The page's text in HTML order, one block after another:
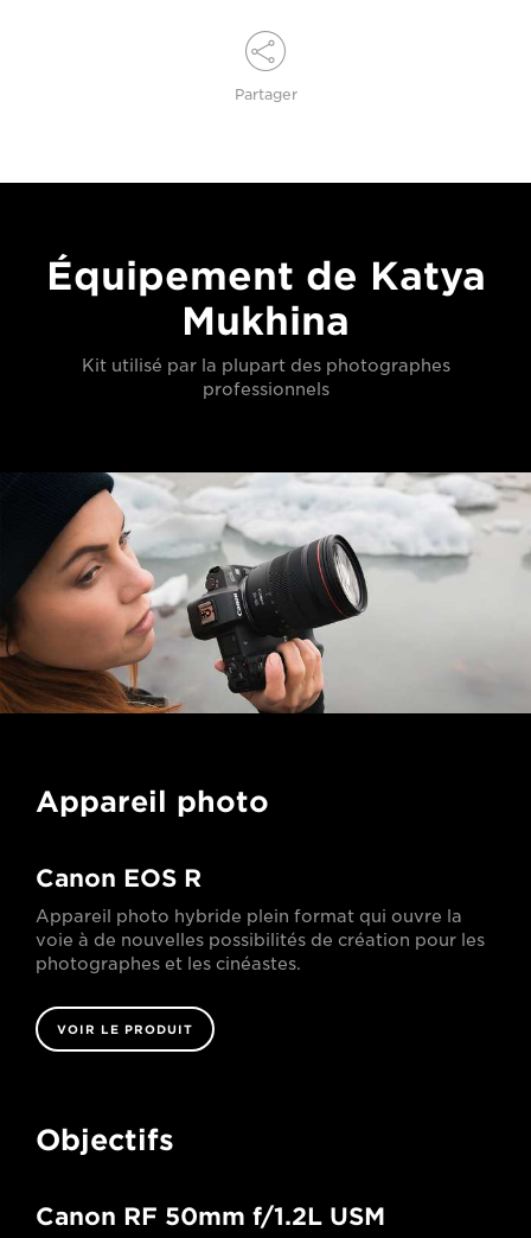
Partager
Équipement de Katya
Mukhina
Kit utilisé par la plupart des photographes
professionnels
Appareil photo
Canon EOS R
Appareil photo hybride plein format qui ouvre la
voie à de nouvelles possibilités de création pour les
photographes et les cinéastes.
VOIR LE PRODUIT
Objectifs
Canon RF 50mm f/1.2L USM